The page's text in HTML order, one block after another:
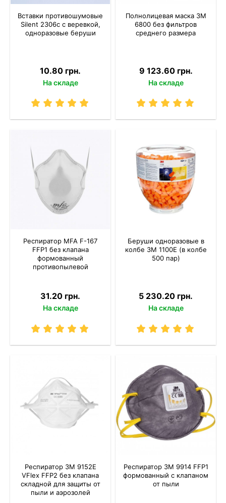
Вставки противошумовые
Silent 2306c с веревкой,
одноразовые беруши
10.80 грн.
На складе
Полнолицевая маска 3M
6800 без фильтров
среднего размера
9 123.60 грн.
На складе
Респиратор MFA F-167
FFP1 без клапана
формованный
противопылевой
31.20 грн.
На складе
Беруши одноразовые в
колбе 3M 1100Е (в колбе
500 пар)
5 230.20 грн.
На складе
Респиратор 3M 9152E
VFlex FFP2 без клапана
складной для защиты от
пыли и аэрозолей
Респиратор 3M 9914 FFP1
формованный с клапаном
от пыли